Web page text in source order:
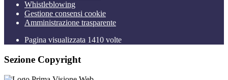
Whistleblowing
Gestione consensi cookie
Amministrazione trasparente
Pagina visualizzata 1410 volte
Sezione Copyright